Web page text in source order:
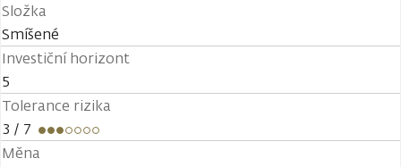
Složka
Smíšené
Investiční horizont
5
Tolerance rizika
3 / 7
Měna